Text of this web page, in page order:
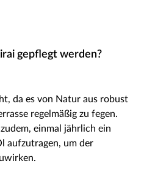
gepflegt werden?
da es von Natur aus robust
regelmäßig zu fegen.
einmal jährlich ein
aufzutragen, um der